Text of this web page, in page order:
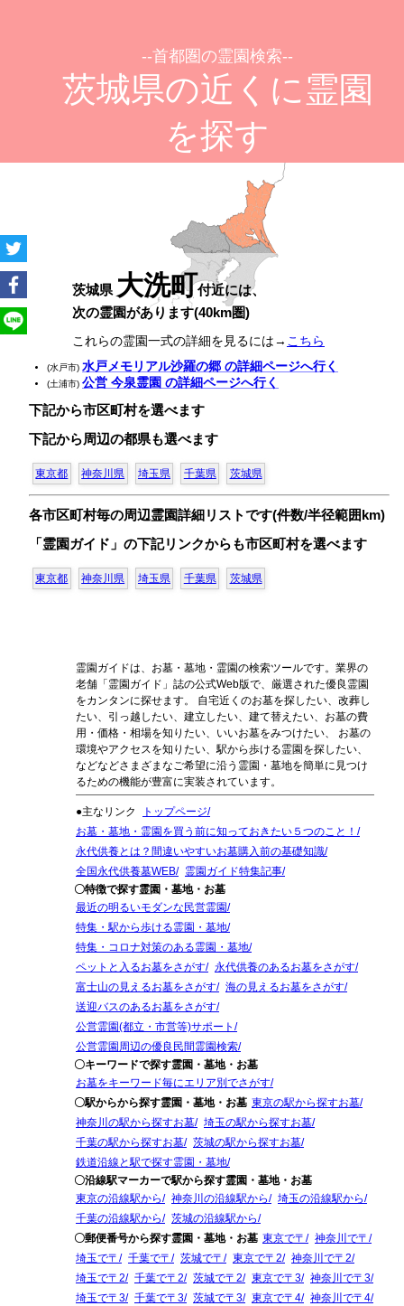
--首都圏の霊園検索--
茨城県の近くに霊園
を探す
茨城県 大洗町付近には、
次の霊園があります(40km圏)
これらの霊園一式の詳細を見るには→ こちら
(水戸市) 水戸メモリアル沙羅の郷 の詳細ページへ行く
(土浦市) 公営 今泉霊園 の詳細ページへ行く
下記から市区町村を選べます
下記から周辺の都県も選べます
東京都 神奈川県 埼玉県 千葉県 茨城県
各市区町村毎の周辺霊園詳細リストです(件数/半径範囲km)
「霊園ガイド」の下記リンクからも市区町村を選べます
東京都 神奈川県 埼玉県 千葉県 茨城県
霊園ガイドは、お墓・墓地・霊園の検索ツールです。業界の
老舗「霊園ガイド」誌の公式Web版で、厳選された優良霊園
をカンタンに探せます。 自宅近くのお墓を探したい、改葬し
たい、引っ越したい、建立したい、建て替えたい、お墓の費
用・価格・相場を知りたい、いいお墓をみつけたい、 お墓の
環境やアクセスを知りたい、駅から歩ける霊園を探したい、
などなどさまざまなご希望に沿う霊園・墓地を簡単に見つけ
るための機能が豊富に実装されています。
●主なリンク
トップページ
お墓・墓地・霊園を買う前に知っておきたい５つのこと！
永代供養とは？間違いやすいお墓購入前の基礎知識
全国永代供養墓WEB
霊園ガイド特集記事
〇特徴で探す霊園・墓地・お墓
最近の明るいモダンな民営霊園
特集・駅から歩ける霊園・墓地
特集・コロナ対策のある霊園・墓地
ペットと入るお墓をさがす
永代供養のあるお墓をさがす
富士山の見えるお墓をさがす
海の見えるお墓をさがす
送迎バスのあるお墓をさがす
公営霊園(都立・市営等)サポート
公営霊園周辺の優良民間霊園検索
〇キーワードで探す霊園・墓地・お墓
お墓をキーワード毎にエリア別でさがす
〇駅からから探す霊園・墓地・お墓 東京の駅から探すお墓
神奈川の駅から探すお墓
埼玉の駅から探すお墓
千葉の駅から探すお墓
茨城の駅から探すお墓
鉄道沿線と駅で探す霊園・墓地
〇沿線駅マーカーで駅から探す霊園・墓地・お墓
東京の沿線駅から
神奈川の沿線駅から
埼玉の沿線駅から
千葉の沿線駅から
茨城の沿線駅から
〇郵便番号から探す霊園・墓地・お墓 東京で〒
神奈川で〒
埼玉で〒
千葉で〒 茨城で〒 東京で〒2
神奈川で〒2
埼玉で〒2
千葉で〒2 茨城で〒2 東京で〒3
神奈川で〒3
埼玉で〒3
千葉で〒3 茨城で〒3 東京で〒4
神奈川で〒4